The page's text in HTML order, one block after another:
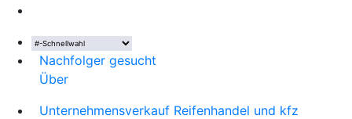
Nachfolger gesucht
Über
Unternehmensverkauf Reifenhandel und kfz